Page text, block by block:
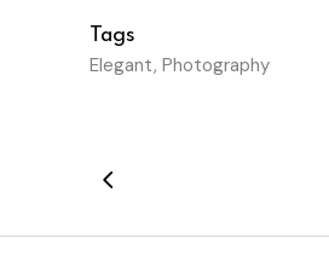
Tags
Elegant, Photography